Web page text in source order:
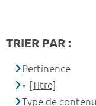
TRIER PAR :
Pertinence
[Titre]
Type de contenu